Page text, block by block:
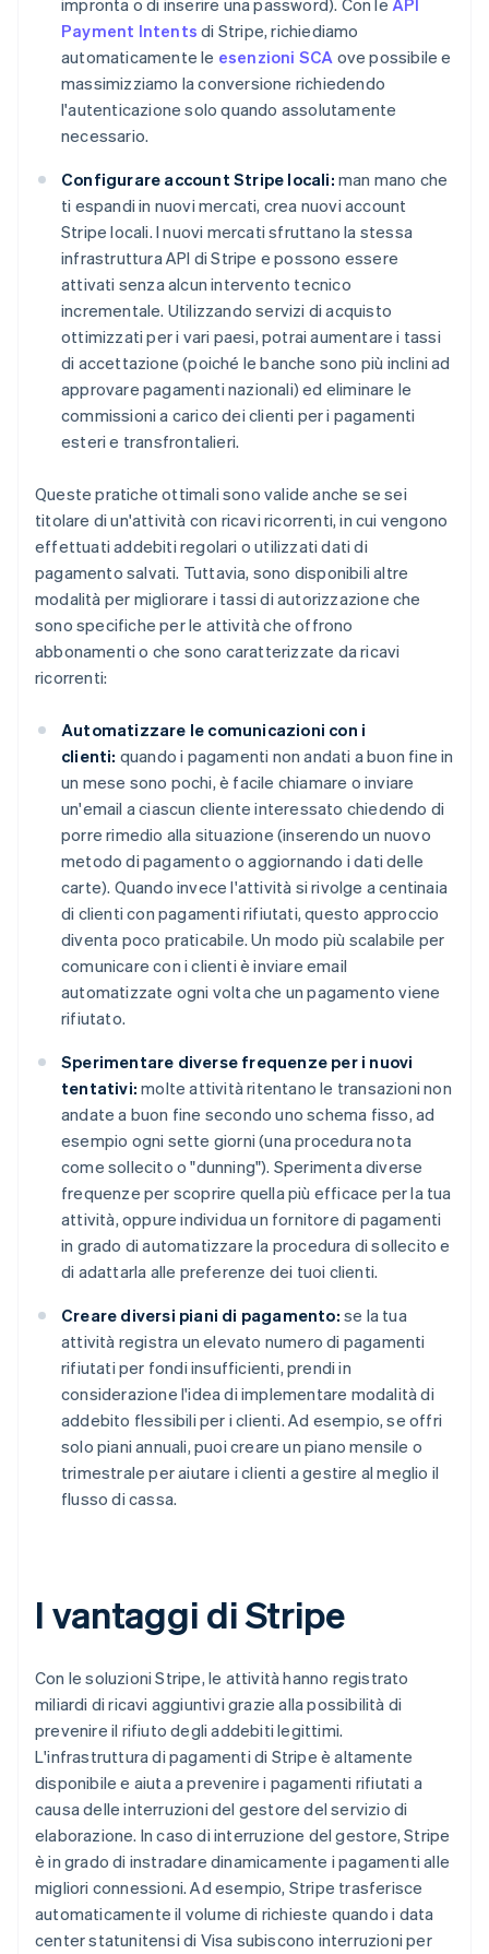
Payment Intents di Stripe, richiediamo
automaticamente le esenzioni SCA ove possibile e
massimizziamo la conversione richiedendo
l'autenticazione solo quando assolutamente
necessario.
Configurare account Stripe locali: man mano che
ti espandi in nuovi mercati, crea nuovi account
Stripe locali. I nuovi mercati sfruttano la stessa
infrastruttura API di Stripe e possono essere
attivati senza alcun intervento tecnico
incrementale. Utilizzando servizi di acquisto
ottimizzati per i vari paesi, potrai aumentare i tassi
di accettazione (poiché le banche sono più inclini ad
approvare pagamenti nazionali) ed eliminare le
commissioni a carico dei clienti per i pagamenti
esteri e transfrontalieri.
Queste pratiche ottimali sono valide anche se sei
titolare di un'attività con ricavi ricorrenti, in cui vengono
effettuati addebiti regolari o utilizzati dati di
pagamento salvati. Tuttavia, sono disponibili altre
modalità per migliorare i tassi di autorizzazione che
sono specifiche per le attività che offrono
abbonamenti o che sono caratterizzate da ricavi
ricorrenti:
Automatizzare le comunicazioni con i
clienti: quando i pagamenti non andati a buon fine in
un mese sono pochi, è facile chiamare o inviare
un'email a ciascun cliente interessato chiedendo di
porre rimedio alla situazione (inserendo un nuovo
metodo di pagamento o aggiornando i dati delle
carte). Quando invece l'attività si rivolge a centinaia
di clienti con pagamenti rifiutati, questo approccio
diventa poco praticabile. Un modo più scalabile per
comunicare con i clienti è inviare email
automatizzate ogni volta che un pagamento viene
rifiutato.
Sperimentare diverse frequenze per i nuovi
tentativi: molte attività ritentano le transazioni non
andate a buon fine secondo uno schema fisso, ad
esempio ogni sette giorni (una procedura nota
come sollecito o "dunning"). Sperimenta diverse
frequenze per scoprire quella più efficace per la tua
attività, oppure individua un fornitore di pagamenti
in grado di automatizzare la procedura di sollecito e
di adattarla alle preferenze dei tuoi clienti.
Creare diversi piani di pagamento: se la tua
attività registra un elevato numero di pagamenti
rifiutati per fondi insufficienti, prendi in
considerazione l'idea di implementare modalità di
addebito flessibili per i clienti. Ad esempio, se offri
solo piani annuali, puoi creare un piano mensile o
trimestrale per aiutare i clienti a gestire al meglio il
flusso di cassa.
I vantaggi di Stripe
Con le soluzioni Stripe, le attività hanno registrato
miliardi di ricavi aggiuntivi grazie alla possibilità di
prevenire il rifiuto degli addebiti legittimi.
L'infrastruttura di pagamenti di Stripe è altamente
disponibile e aiuta a prevenire i pagamenti rifiutati a
causa delle interruzioni del gestore del servizio di
elaborazione. In caso di interruzione del gestore, Stripe
è in grado di instradare dinamicamente i pagamenti alle
migliori connessioni. Ad esempio, Stripe trasferisce
automaticamente il volume di richieste quando i data
center statunitensi di Visa subiscono interruzioni per